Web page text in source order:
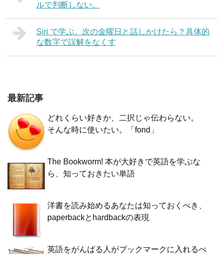
ルで判断しない。
Siri で学ぶ。次の金曜日と話しかけたら？具体的
な数字で誤解をなくす
最新記事
どれくらい好きか、二択じゃ伝わらない。
そんな時に使いたい。「fond」
The Bookworm! 本が大好きで英語を学ぶな
ら、知っておきたい単語
洋書を読み始めるあなたは知っておくべき、
paperbackとhardbackの表現
英語をがんばる人がブックマークに入れるべ